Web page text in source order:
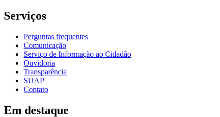
Serviços
Perguntas frequentes
Comunicação
Serviço de Informação ao Cidadão
Ouvidoria
Transparência
SUAP
Contato
Em destaque